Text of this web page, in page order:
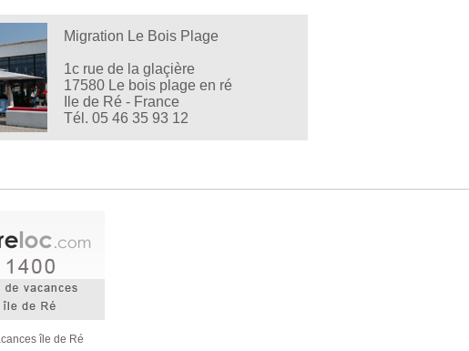
Migration Le Bois Plage
1c rue de la glaçière
17580 Le bois plage en ré
Ile de Ré - France
Tél. 05 46 35 93 12
île de Ré